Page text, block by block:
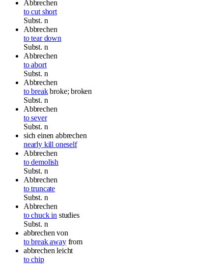
Abbrechen
to cut short
Subst. n
Abbrechen
to tear down
Subst. n
Abbrechen
to abort
Subst. n
Abbrechen
to break broke; broken
Subst. n
Abbrechen
to sever
Subst. n
sich einen abbrechen
nearly kill oneself
Abbrechen
to demolish
Subst. n
Abbrechen
to truncate
Subst. n
Abbrechen
to chuck in studies
Subst. n
abbrechen von
to break away from
abbrechen leicht
to chip